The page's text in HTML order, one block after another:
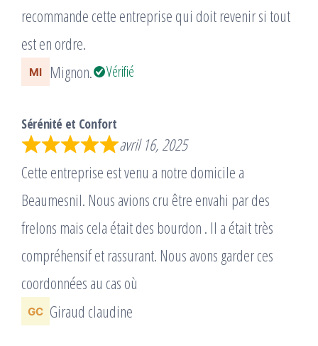
recommande cette entreprise qui doit revenir si tout
est en ordre.
Mignon.
Vérifié
Sérénité et Confort
avril 16, 2025
Cette entreprise est venu a notre domicile a
Beaumesnil. Nous avions cru être envahi par des
frelons mais cela était des bourdon . Il a était très
compréhensif et rassurant. Nous avons garder ces
coordonnées au cas où
Giraud claudine